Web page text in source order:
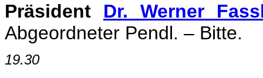
Präsident Dr. Werner
Abgeordneter Pendl. – Bitte.
19.30